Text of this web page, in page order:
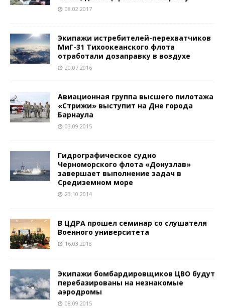
08.02.2017
Экипажи истребителей-перехватчиков
МиГ-31 Тихоокеанского флота
отработали дозаправку в воздухе
20.07.2016
Авиационная группа высшего пилотажа
«Стрижи» выступит на Дне города
Барнаула
03.09.2015
Гидрографическое судно
Черноморского флота «Донузлав»
завершает выполнение задач в
Средиземном море
23.10.2014
В ЦДРА прошел семинар со слушателя
Военного университета
16.03.2018
Экипажи бомбардировщиков ЦВО будут
перебазированы на незнакомые
аэродромы
08.09.2015